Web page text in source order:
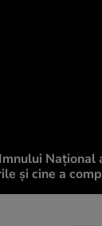
Național
și cine a